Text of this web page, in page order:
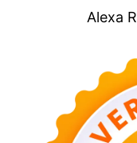
Alexa